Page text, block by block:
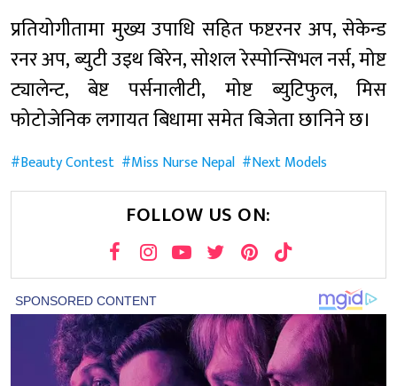
प्रतियोगीतामा मुख्य उपाधि सहित फष्टरनर अप, सेकेन्ड
रनर अप, ब्युटी उइथ बिरेन, सोशल रेस्पोन्सिभल नर्स, मोष्ट
ट्यालेन्ट, बेष्ट पर्सनालीटी, मोष्ट ब्युटिफुल, मिस
फोटोजेनिक लगायत बिधामा समेत बिजेता छानिने छ।
Beauty Contest Miss Nurse Nepal Next Models
FOLLOW US ON: